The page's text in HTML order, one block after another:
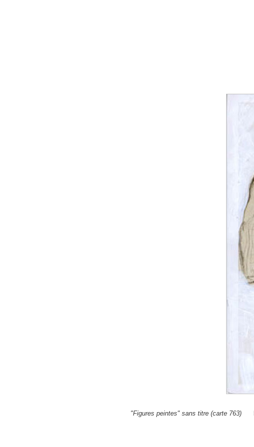
"Figures peintes" sans titre (carte 763)